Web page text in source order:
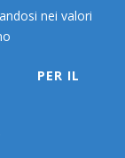
nei valori
PER IL